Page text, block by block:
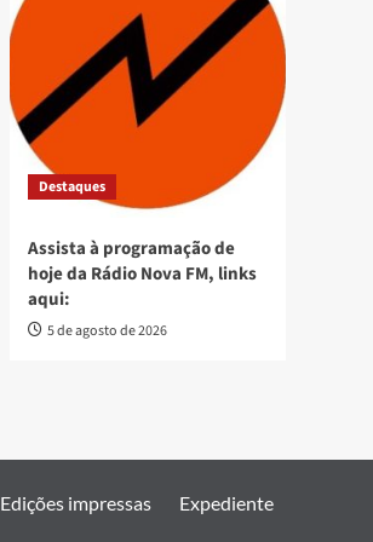
Destaques
Assista à programação de
hoje da Rádio Nova FM, links
aqui:
5 de agosto de 2026
Edições impressas Expediente